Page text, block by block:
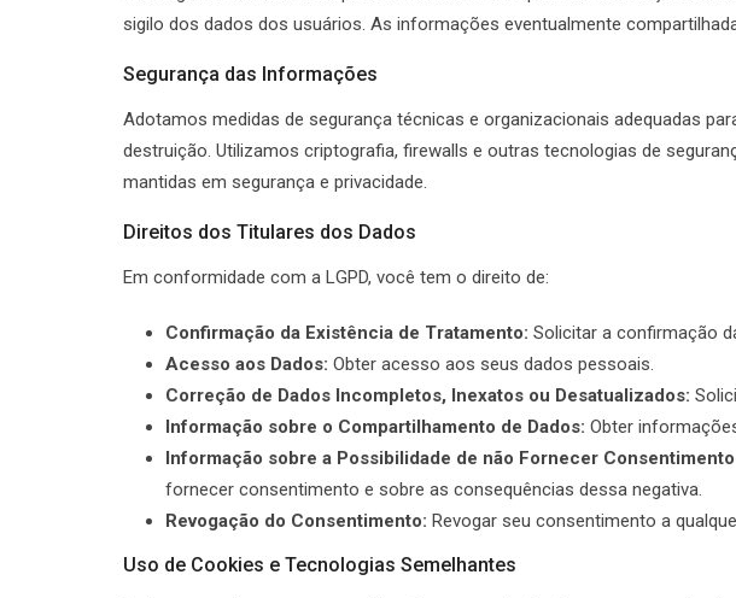
sigilo dos dados dos usuários. As informações eventualmente
Segurança das Informações
Adotamos medidas de segurança técnicas e organizacionais adequadas
destruição. Utilizamos criptografia, firewalls e outras tecnologias de
mantidas em segurança e privacidade.
Direitos dos Titulares dos Dados
Em conformidade com a LGPD, você tem o direito de:
Confirmação da Existência de Tratamento: Solicitar a confirmação
Acesso aos Dados: Obter acesso aos seus dados pessoais.
Correção de Dados Incompletos, Inexatos ou Desatualizados:
Informação sobre o Compartilhamento de Dados: Obter
Informação sobre a Possibilidade de não Fornecer
fornecer consentimento e sobre as consequências dessa negativa.
Revogação do Consentimento: Revogar seu consentimento a
Uso de Cookies e Tecnologias Semelhantes